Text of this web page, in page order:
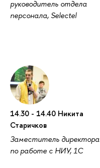
руководитель отдела
персонала, Selectel
14.30 - 14.40 Никита
Старичков
Заместитель директора
по работе с НИУ, 1С